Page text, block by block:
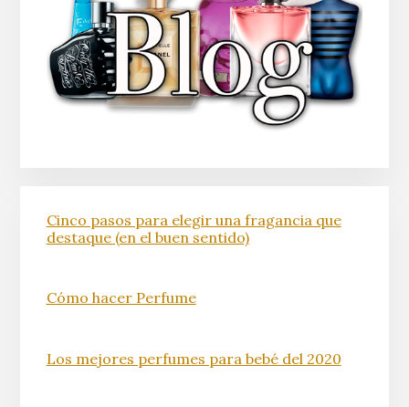
Cinco pasos para elegir una fragancia que
destaque (en el buen sentido)
Cómo hacer Perfume
Los mejores perfumes para bebé del 2020